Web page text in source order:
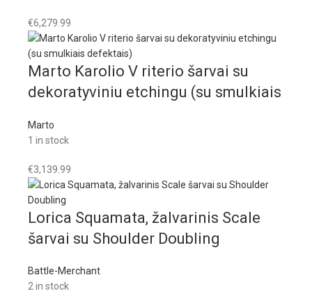
€6,279.99
Marto Karolio V riterio šarvai su
dekoratyviniu etchingu (su smulkiais
Marto
1 in stock
€3,139.99
Lorica Squamata, žalvarinis Scale
šarvai su Shoulder Doubling
Battle-Merchant
2 in stock